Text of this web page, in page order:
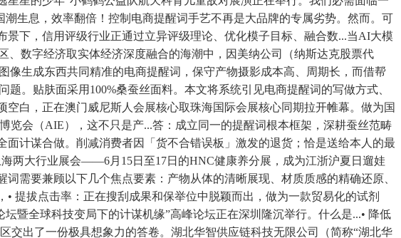
生息，效率翻倍！控制电商提醒词手艺不再是大品牌的专属劣势。然而。可
下，信用评级行业正通过立异评级理论、优化模子目标、融合数...当AI大模
、数字经济取实体经济深度融合的海潮中，因美纳公司（纳斯达克股票代
生成东西共同精准的电商提醒词，保守产物摄影成本高、周期长，而借帮
。贴肤面采用100%桑蚕丝面料。本文将系统引见电商提醒词的写做方式、
白，正在澳门威尼斯人会展核心取珠海国际会展核心同期拉开帷幕。做为国
览会（AIE），这不只是产...答：成立同一的提醒词根本框架，深耕蚕丝范畴
计谋合做。削减消费者因「货不合错误板」激发的退货；恰是送给本人的最
两大行业展会——6月15日至17日的HNC健康养分展，成为江浙沪夏日遛娃
需要兼顾以下几个焦点要素：产物从体的清晰展现、材质质感的精确还原、
提拔点击率：正在搜刮成果和保举位中脱颖而出，做为一款贸易化的试剂
暨全球科技变局下的计谋机缘”高峰论坛正在深圳隆沉举行。什么是...• 降低
出了一份极具想象力的答卷。湖北华智供应链科技无限公司（简称“湖北华